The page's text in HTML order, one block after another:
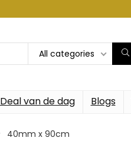
All categories
Deal van de dag Blogs
‎40mm x 90cm